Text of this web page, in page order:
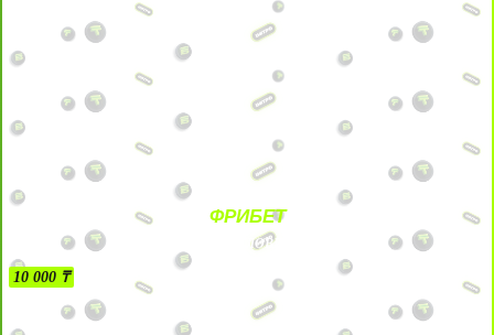
ФРИБЕТ
БЕЗ УСЛОВИЙ
10 000 ₸